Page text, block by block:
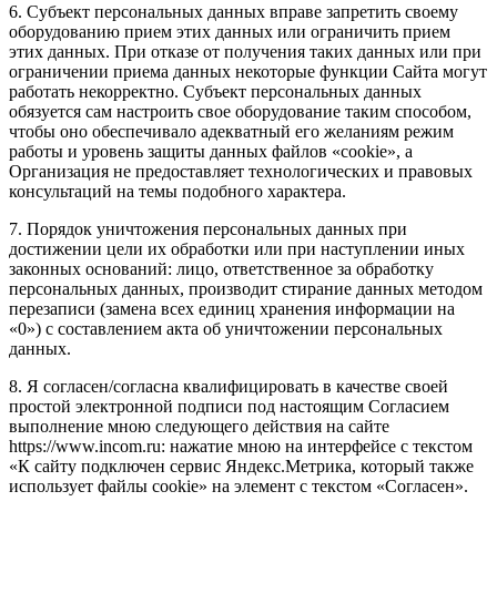
6. Субъект персональных данных вправе запретить своему
оборудованию прием этих данных или ограничить прием
этих данных. При отказе от получения таких данных или при
ограничении приема данных некоторые функции Сайта могут
работать некорректно. Субъект персональных данных
обязуется сам настроить свое оборудование таким способом,
чтобы оно обеспечивало адекватный его желаниям режим
работы и уровень защиты данных файлов «cookie», а
Организация не предоставляет технологических и правовых
консультаций на темы подобного характера.
7. Порядок уничтожения персональных данных при
достижении цели их обработки или при наступлении иных
законных оснований: лицо, ответственное за обработку
персональных данных, производит стирание данных методом
перезаписи (замена всех единиц хранения информации на
«0») с составлением акта об уничтожении персональных
данных.
8. Я согласен/согласна квалифицировать в качестве своей
простой электронной подписи под настоящим Согласием
выполнение мною следующего действия на сайте
https://www.incom.ru: нажатие мною на интерфейсе с текстом
«К сайту подключен сервис Яндекс.Метрика, который также
использует файлы cookie» на элемент с текстом «Согласен».